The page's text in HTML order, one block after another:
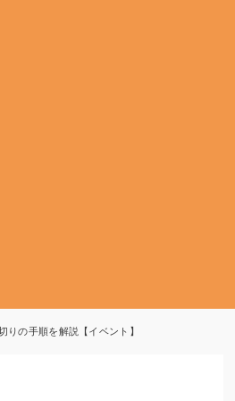
りの手順を解説【イベント】